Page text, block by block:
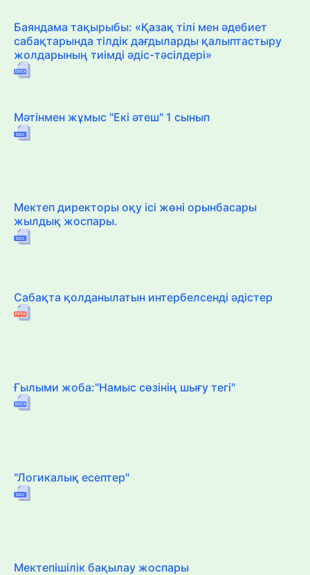
Баяндама тақырыбы: «Қазақ тілі мен әдебиет
сабақтарында тілдік дағдыларды қалыптастыру
жолдарының тиімді әдіс-тәсілдері»
Мәтінмен жұмыс "Екі әтеш" 1 сынып
Мектеп директоры оқу ісі жөні орынбасары
жылдық жоспары.
Сабақта қолданылатын интербелсенді әдістер
Ғылыми жоба:"Намыс сөзінің шығу тегі"
"Логикалық есептер"
Мектепішілік бақылау жоспары